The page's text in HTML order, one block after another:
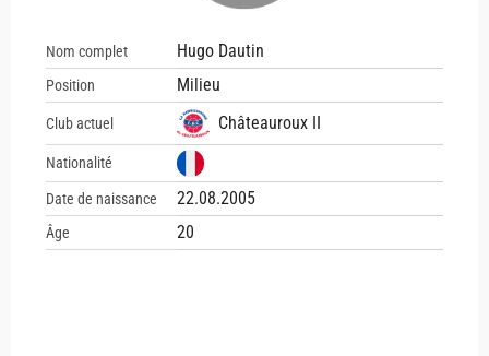
Nom complet Hugo Dautin
Position Milieu
Club actuel Châteauroux II
Nationalité
Date de naissance 22.08.2005
Âge 20